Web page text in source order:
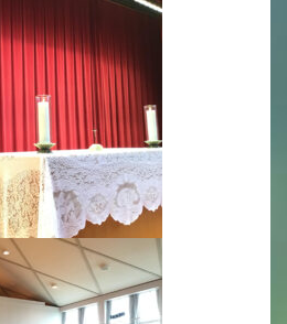
百合学院小学校の一日
学校図書館
All in School
学校感染症に関する 報告書・登校
許可証
年間行事